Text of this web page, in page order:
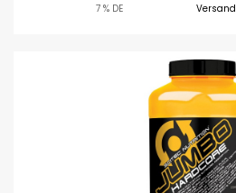
7 % DE
Versand